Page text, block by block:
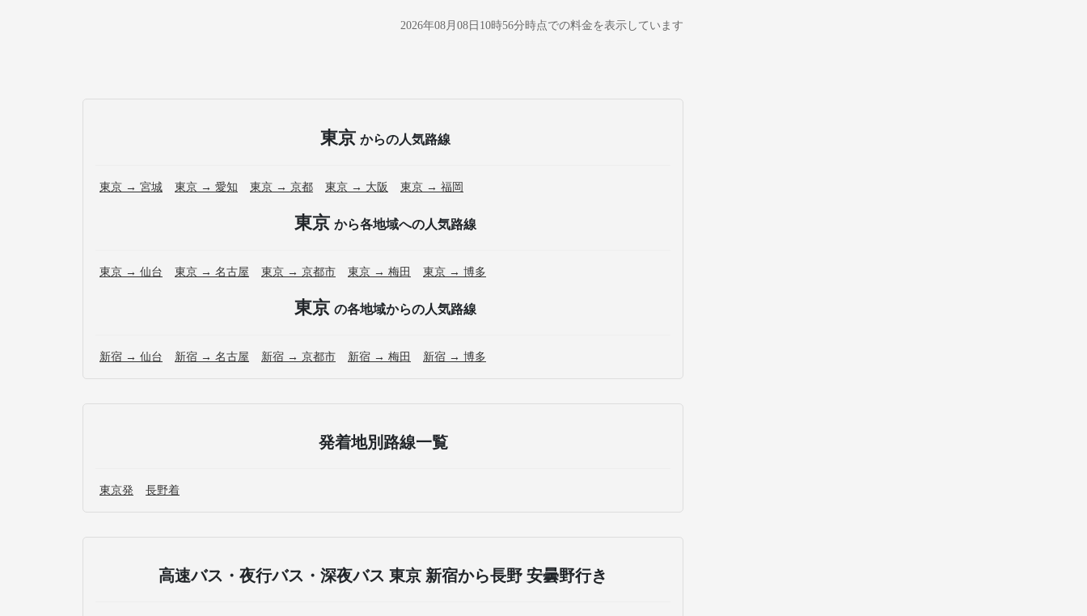
2026年08月08日10時56分時点での料金を表示しています
東京 からの人気路線
東京 → 宮城 東京 → 愛知 東京 → 京都 東京 → 大阪 東京 → 福岡
東京 から各地域への人気路線
東京 → 仙台 東京 → 名古屋 東京 → 京都市 東京 → 梅田 東京 → 博多
東京 の各地域からの人気路線
新宿 → 仙台 新宿 → 名古屋 新宿 → 京都市 新宿 → 梅田 新宿 → 博多
発着地別路線一覧
東京発 長野着
高速バス・夜行バス・深夜バス 東京 新宿から長野 安曇野行き